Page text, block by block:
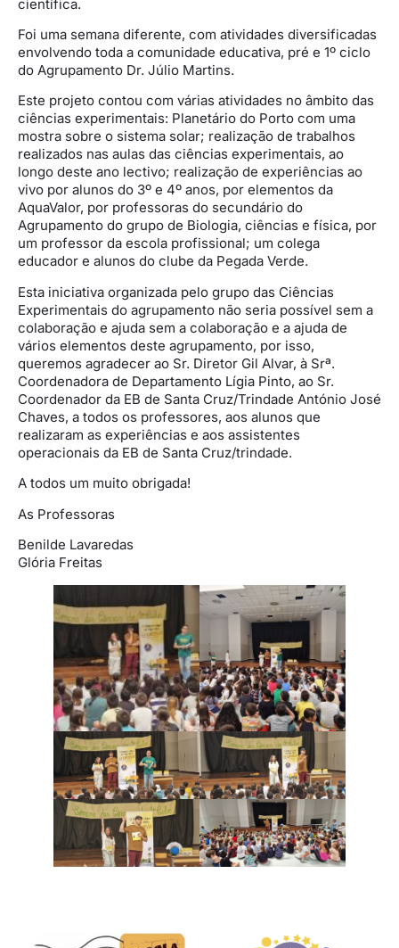
científica.
Foi uma semana diferente, com atividades diversificadas
envolvendo toda a comunidade educativa, pré e 1º ciclo
do Agrupamento Dr. Júlio Martins.
Este projeto contou com várias atividades no âmbito das
ciências experimentais: Planetário do Porto com uma
mostra sobre o sistema solar; realização de trabalhos
realizados nas aulas das ciências experimentais, ao
longo deste ano lectivo; realização de experiências ao
vivo por alunos do 3º e 4º anos, por elementos da
AquaValor, por professoras do secundário do
Agrupamento do grupo de Biologia, ciências e física, por
um professor da escola profissional; um colega
educador e alunos do clube da Pegada Verde.
Esta iniciativa organizada pelo grupo das Ciências
Experimentais do agrupamento não seria possível sem a
colaboração e ajuda sem a colaboração e a ajuda de
vários elementos deste agrupamento, por isso,
queremos agradecer ao Sr. Diretor Gil Alvar, à Srª.
Coordenadora de Departamento Lígia Pinto, ao Sr.
Coordenador da EB de Santa Cruz/Trindade António José
Chaves, a todos os professores, aos alunos que
realizaram as experiências e aos assistentes
operacionais da EB de Santa Cruz/trindade.
A todos um muito obrigada!
As Professoras
Benilde Lavaredas
Glória Freitas